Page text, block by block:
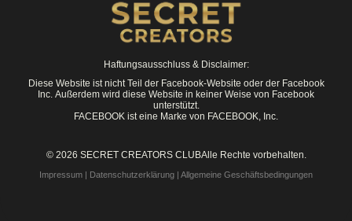
Haftungsausschluss & Disclaimer:
Diese Website ist nicht Teil der Facebook-Website oder der Facebook
Inc. Außerdem wird diese Website in keiner Weise von Facebook
unterstützt.
FACEBOOK ist eine Marke von FACEBOOK, Inc.
© 2026 SECRET CREATORS CLUBAlle Rechte vorbehalten.
Impressum | Datenschutzerklärung | Allgemeine Geschäftsbedingungen